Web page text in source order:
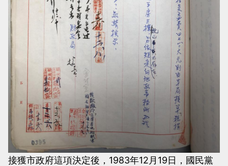
接獲市政府這項決定後，1983年12月19日，國民黨